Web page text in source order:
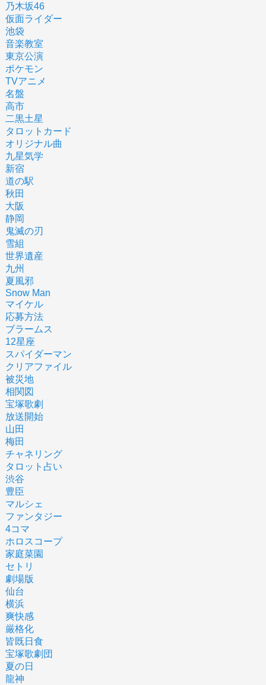
乃木坂46
仮面ライダー
池袋
音楽教室
東京公演
ポケモン
TVアニメ
名盤
高市
二黒土星
タロットカード
オリジナル曲
九星気学
新宿
道の駅
秋田
大阪
静岡
鬼滅の刃
雪組
世界遺産
九州
夏風邪
Snow Man
マイケル
応募方法
ブラームス
12星座
スパイダーマン
クリアファイル
被災地
相関図
宝塚歌劇
放送開始
山田
梅田
チャネリング
タロット占い
渋谷
豊臣
マルシェ
ファンタジー
4コマ
ホロスコープ
家庭菜園
セトリ
劇場版
仙台
横浜
爽快感
厳格化
皆既日食
宝塚歌劇団
夏の日
龍神